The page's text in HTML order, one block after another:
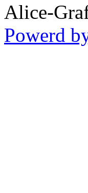
Alice-
Powerd